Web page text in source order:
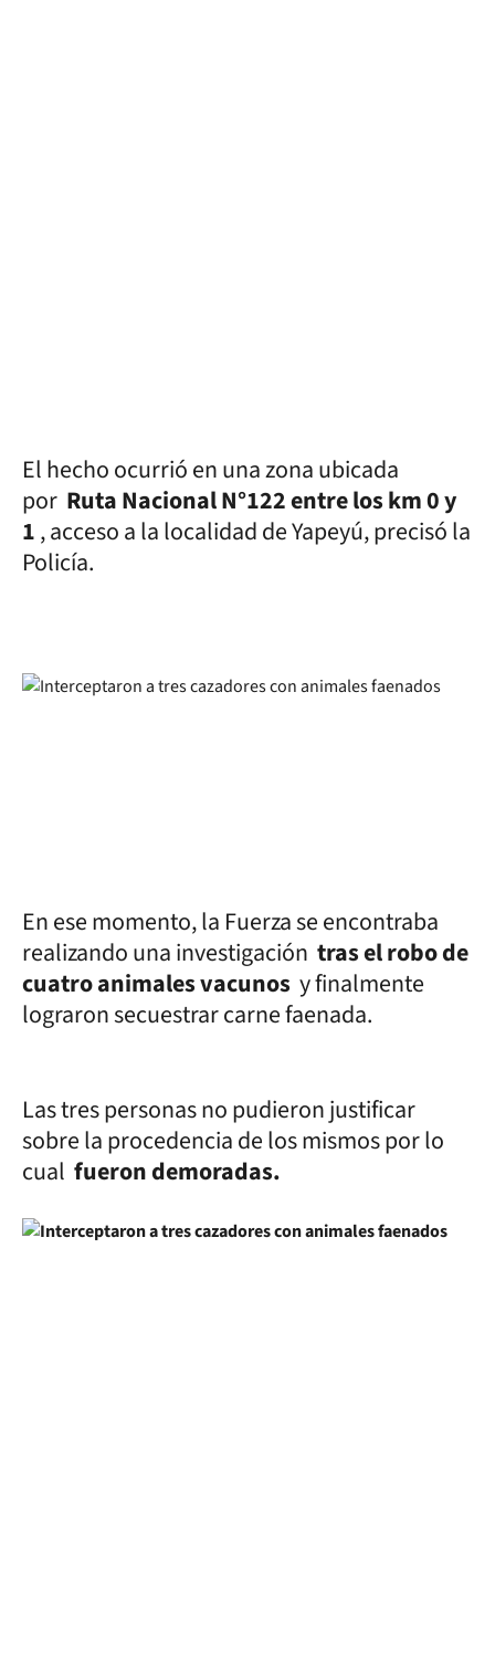
El hecho ocurrió en una zona ubicada
por Ruta Nacional N°122 entre los km 0 y
1, acceso a la localidad de Yapeyú, precisó la
Policía.
En ese momento, la Fuerza se encontraba
realizando una investigación tras el robo de
cuatro animales vacunos y finalmente
lograron secuestrar carne faenada.
Las tres personas no pudieron justificar
sobre la procedencia de los mismos por lo
cual fueron demoradas.